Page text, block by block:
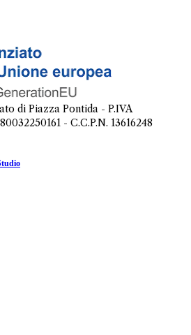
di Piazza Pontida - P.IVA
- C.C.P.N. 13616248